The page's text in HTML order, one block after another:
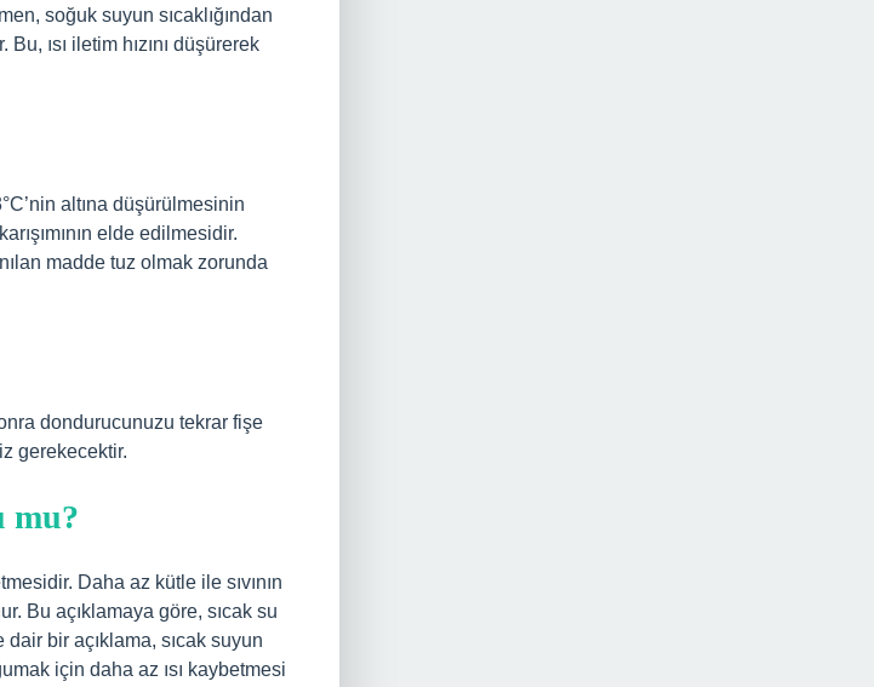
soğuk suyun sıcaklığından
ısı iletim hızını düşürerek
altına düşürülmesinin
elde edilmesidir.
madde tuz olmak zorunda
dondurucunuzu tekrar fişe
gerekecektir.
mu?
Daha az kütle ile sıvının
Bu açıklamaya göre, sıcak su
bir açıklama, sıcak suyun
için daha az ısı kaybetmesi